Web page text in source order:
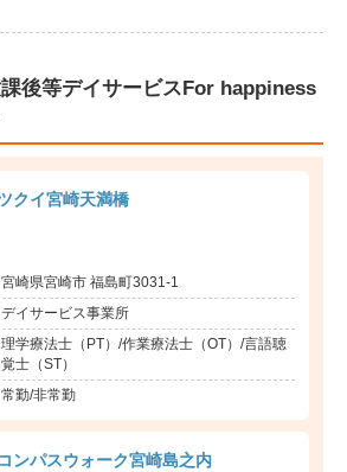
後等デイサービスFor happiness
クイ宮崎天満橋
宮崎県宮崎市 福島町3031-1
デイサービス事業所
理学療法士（PT）/作業療法士（OT）/言語聴
覚士（ST）
常勤/非常勤
コンパスウォーク宮崎島之内